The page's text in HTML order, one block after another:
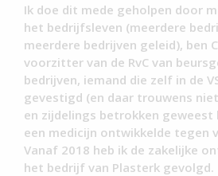
Ik doe dit mede geholpen door
het bedrijfsleven (meerdere
meerdere bedrijven geleid), ben
voorzitter van de RvC van
bedrijven, iemand die zelf in de
gevestigd (en daar trouwens
en zijdelings betrokken
een medicijn ontwikkelde tegen
Vanaf 2018 heb ik de zakelijke
het bedrijf van Plasterk gevolgd.